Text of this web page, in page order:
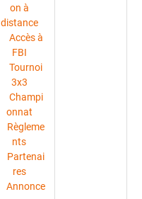
on à
distance
Accès à
FBI
Tournoi
3x3
Champi
onnat
Règleme
nts
Partenai
res
Annonce